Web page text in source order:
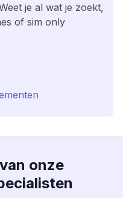
je al wat je zoekt,
of sim only
onze